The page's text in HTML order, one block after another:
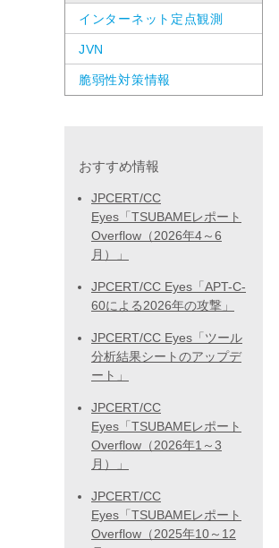
インターネット定点観測
JVN
脆弱性対策情報
おすすめ情報
JPCERT/CC
Eyes「TSUBAMEレポート
Overflow（2026年4～6
月）」
JPCERT/CC Eyes「APT-C-
60による2026年の攻撃」
JPCERT/CC Eyes「ツール
分析結果シートのアップデ
ート」
JPCERT/CC
Eyes「TSUBAMEレポート
Overflow（2026年1～3
月）」
JPCERT/CC
Eyes「TSUBAMEレポート
Overflow（2025年10～12